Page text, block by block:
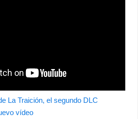
La Traición, el segundo DLC
vídeo